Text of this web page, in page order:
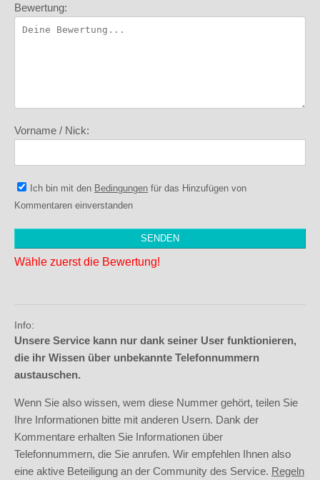
Bewertung:
Vorname / Nick:
Ich bin mit den Bedingungen für das Hinzufügen von
Kommentaren einverstanden
Wähle zuerst die Bewertung!
Info:
Unsere Service kann nur dank seiner User funktionieren,
die ihr Wissen über unbekannte Telefonnummern
austauschen.
Wenn Sie also wissen, wem diese Nummer gehört, teilen Sie
Ihre Informationen bitte mit anderen Usern. Dank der
Kommentare erhalten Sie Informationen über
Telefonnummern, die Sie anrufen. Wir empfehlen Ihnen also
eine aktive Beteiligung an der Community des Service. Regeln